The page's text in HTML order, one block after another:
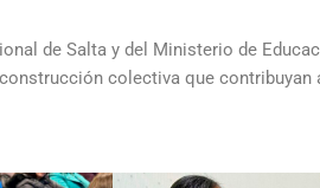
de Salta y del Ministerio de
colectiva que